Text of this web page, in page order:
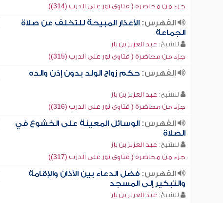
جزء من محاضرة ( فتاوى نور على الدرب (314))
الفهرس:الأعذار المبيحة للتخلف عن صلاة
الجماعة
للشيخ: عبد العزيز بن باز
جزء من محاضرة ( فتاوى نور على الدرب (315))
الفهرس:حكم زواج الولد بدون إذن والده
للشيخ: عبد العزيز بن باز
جزء من محاضرة ( فتاوى نور على الدرب (316))
الفهرس:الوسائل المعينة على الخشوع في
الصلاة
للشيخ: عبد العزيز بن باز
جزء من محاضرة ( فتاوى نور على الدرب (317))
الفهرس:فضل الدعاء بين الأذان والإقامة
والتبكير إلى المسجد
للشيخ: عبد العزيز بن باز